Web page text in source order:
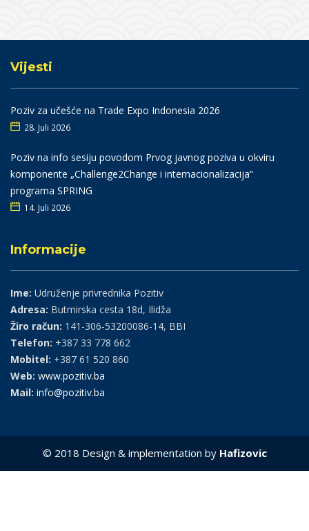
Vijesti
Poziv za učešće na Trade Expo Indonesia 2026
28. Juli 2026
Poziv na info sesiju povodom Prvog javnog poziva u okviru
komponente „Challenge2Change i internacionalizacija“
programa SPRING
14. Juli 2026
Informacije
Ime: Udruženje privrednika Pozitiv
Adresa: Butmirska cesta 18d, Ilidža
Žiro račun: 141-306-53200086-14, BBI
Telefon: +387 33 778 662
Mobitel: +387 61 520 860
Web: www.pozitiv.ba
Mail: info@pozitiv.ba
© 2018 Design & implementation by Hafizovic